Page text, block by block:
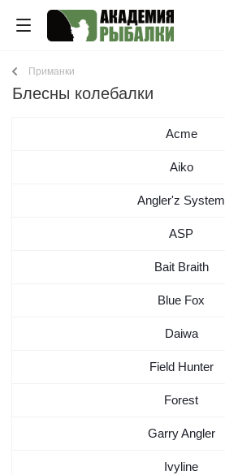
Приманки
Блесны колебалки
Acme
Aiko
Angler'z System
ASP
Bait Braith
Blue Fox
Daiwa
Field Hunter
Forest
Garry Angler
Ivyline